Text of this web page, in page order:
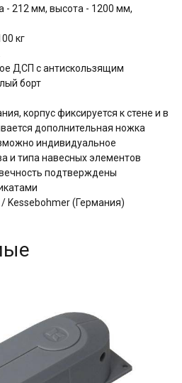
- 212 мм, высота - 1200 мм,
кг
ДСП с антискользящим
борт
корпус фиксируется к стене и в
дополнительная ножка
индивидуальное
и типа навесных элементов
подтверждены
Kessebohmer (Германия)